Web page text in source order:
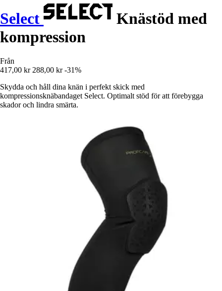
Select
Knästöd med
kompression
Från
417,00 kr 288,00 kr -31%
Skydda och håll dina knän i perfekt skick med
kompressionsknäbandaget Select. Optimalt stöd för att förebygga
skador och lindra smärta.